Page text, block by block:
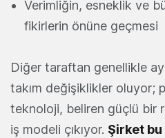
Verimliğin, esneklik ve
fikirlerin önüne geçmesi
Diğer taraftan genellikle
takım değişiklikler oluyor;
teknoloji, beliren güçlü bir
iş modeli çıkıyor. Şirket